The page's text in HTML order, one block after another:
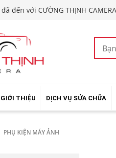
đến với CƯỜNG THỊNH
GIỚI THIỆU DỊCH VỤ SỬA CHỮA
PHỤ KIỆN MÁY ẢNH